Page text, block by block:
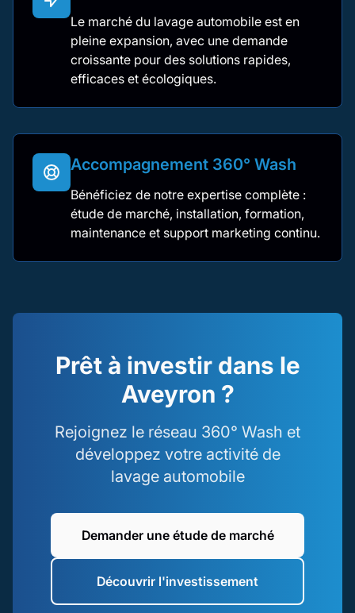
Le marché du lavage automobile est en
pleine expansion, avec une demande
croissante pour des solutions rapides,
efficaces et écologiques.
Accompagnement 360° Wash
Bénéficiez de notre expertise complète :
étude de marché, installation, formation,
maintenance et support marketing continu.
Prêt à investir dans le
Aveyron ?
Rejoignez le réseau 360° Wash et
développez votre activité de
lavage automobile
Demander une étude de marché
Découvrir l'investissement